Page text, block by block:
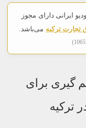
ایرانی دارای مجوز
تجارت ترکیه می‌باشد.
گیری برای
ترکیه